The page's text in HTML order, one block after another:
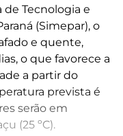
de Tecnologia e
(Simepar), o
e quente,
o que favorece a
a partir do
prevista é
serão em
(25 ºC).